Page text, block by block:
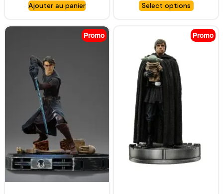
Ajouter au panier
Select options
Promo Promo